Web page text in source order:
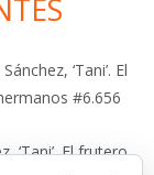
‘Tani’. El
#6.656
‘Tani’. El frutero